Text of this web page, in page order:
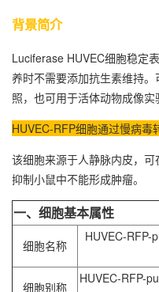
背景简介
Luciferase HUVEC细胞稳定
养时不需要添加抗生素维持
照，也可用于活体动物成像实
HUVEC-RFP细胞通过慢病毒
该细胞来源于人静脉内皮，
抑制小鼠中不能形成肿瘤。
一、细胞基本属性
细胞名称
HUVEC-RFP-
细胞别称
HUVEC-RFP-